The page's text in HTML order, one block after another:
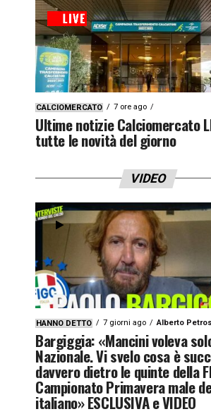
CALCIOMERCATO 7 ore ago
Ultime notizie Calciomercato
tutte le novità del giorno
VIDEO
HANNO DETTO 7 giorni ago Alberto
Bargiggia: «Mancini voleva
Nazionale. Vi svelo cosa è
davvero dietro le quinte della
Campionato Primavera male
italiano» ESCLUSIVA e VIDEO